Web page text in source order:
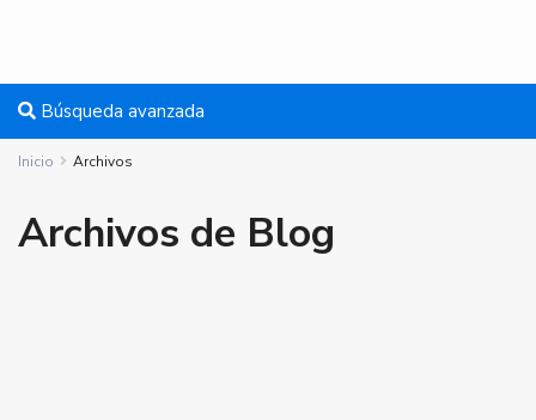
Búsqueda avanzada
Inicio Archivos
Archivos de Blog